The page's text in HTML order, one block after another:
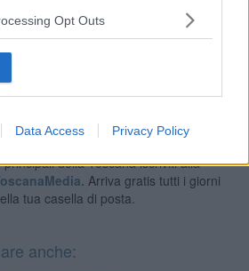
Opt Outs
Data Access Privacy Policy
favoriva l'ingresso illegale di immigrati
dall'India, dal Bangladesh e dal
della Toscana iscriviti alla
Arriva gratis tutti i giorni
tua casella di posta.
anche: